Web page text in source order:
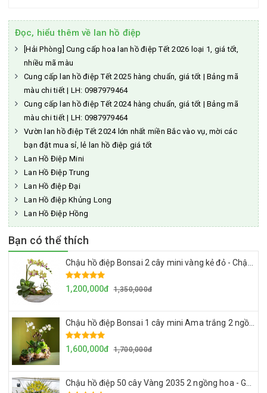
Đọc, hiểu thêm về lan hồ điệp
[Hải Phòng] Cung cấp hoa lan hồ điệp Tết 2026 loại 1, giá tốt,
nhiều mã màu
Cung cấp lan hồ điệp Tết 2025 hàng chuẩn, giá tốt | Bảng mã
màu chi tiết | LH: 0987979464
Cung cấp lan hồ điệp Tết 2024 hàng chuẩn, giá tốt | Bảng mã
màu chi tiết | LH: 0987979464
Vườn lan hồ điệp Tết 2024 lớn nhất miền Bắc vào vụ, mời các
bạn đặt mua sỉ, lẻ lan hồ điệp giá tốt
Lan Hồ Điệp Mini
Lan Hồ Điệp Trung
Lan Hồ điệp Đại
Lan Hồ điệp Khủng Long
Lan Hồ Điệp Hồng
Bạn có thể thích
1,200,000đ 1,350,000đ
1,600,000đ 1,700,000đ